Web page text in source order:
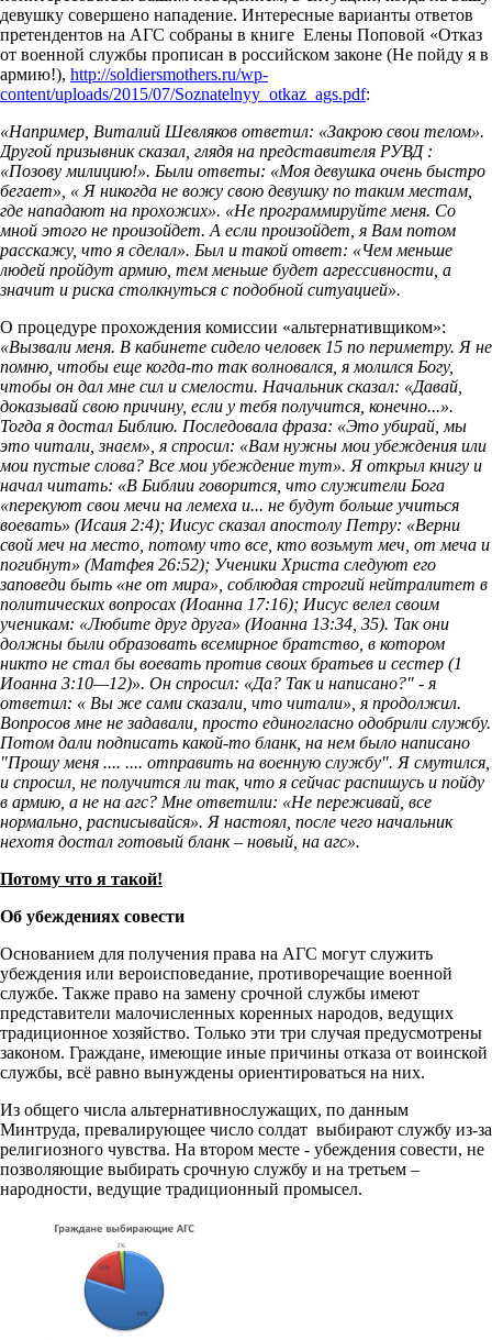
девушку совершено нападение. Интересные варианты ответов
претендентов на АГС собраны в книге Елены Поповой «Отказ
от военной службы прописан в российском законе (Не пойду я в
армию!), http://soldiersmothers.ru/wp-
content/uploads/2015/07/Soznatelnyy_otkaz_ags.pdf:
«Например, Виталий Шевляков ответил: «Закрою свои телом».
Другой призывник сказал, глядя на представителя РУВД :
«Позову милицию!». Были ответы: «Моя девушка очень быстро
бегает», « Я никогда не вожу свою девушку по таким местам,
где нападают на прохожих». «Не программируйте меня. Со
мной этого не произойдет. А если произойдет, я Вам потом
расскажу, что я сделал». Был и такой ответ: «Чем меньше
людей пройдут армию, тем меньше будет агрессивности, а
значит и риска столкнуться с подобной ситуацией».
О процедуре прохождения комиссии «альтернативщиком»:
«Вызвали меня. В кабинете сидело человек 15 по периметру. Я не
помню, чтобы еще когда-то так волновался, я молился Богу,
чтобы он дал мне сил и смелости. Начальник сказал: «Давай,
доказывай свою причину, если у тебя получится, конечно...».
Тогда я достал Библию. Последовала фраза: «Это убирай, мы
это читали, знаем», я спросил: «Вам нужны мои убеждения или
мои пустые слова? Все мои убеждение тут». Я открыл книгу и
начал читать: «В Библии говорится, что служители Бога
«перекуют свои мечи на лемеха и... не будут больше учиться
воевать» (Исаия 2:4); Иисус сказал апостолу Петру: «Верни
свой меч на место, потому что все, кто возьмут меч, от меча и
погибнут» (Матфея 26:52); Ученики Христа следуют его
заповеди быть «не от мира», соблюдая строгий нейтралитет в
политических вопросах (Иоанна 17:16); Иисус велел своим
ученикам: «Любите друг друга» (Иоанна 13:34, 35). Так они
должны были образовать всемирное братство, в котором
никто не стал бы воевать против своих братьев и сестер (1
Иоанна 3:10—12)». Он спросил: «Да? Так и написано?" - я
ответил: « Вы же сами сказали, что читали», я продолжил.
Вопросов мне не задавали, просто единогласно одобрили службу.
Потом дали подписать какой-то бланк, на нем было написано
"Прошу меня .... .... отправить на военную службу". Я смутился,
и спросил, не получится ли так, что я сейчас распишусь и пойду
в армию, а не на агс? Мне ответили: «Не переживай, все
нормально, расписывайся». Я настоял, после чего начальник
нехотя достал готовый бланк – новый, на агс».
Потому что я такой!
Об убеждениях совести
Основанием для получения права на АГС могут служить
убеждения или вероисповедание, противоречащие военной
службе. Также право на замену срочной службы имеют
представители малочисленных коренных народов, ведущих
традиционное хозяйство. Только эти три случая предусмотрены
законом. Граждане, имеющие иные причины отказа от воинской
службы, всё равно вынуждены ориентироваться на них.
Из общего числа альтернативнослужащих, по данным
Минтруда, превалирующее число солдат выбирают службу из-за
религиозного чувства. На втором месте - убеждения совести, не
позволяющие выбирать срочную службу и на третьем –
народности, ведущие традиционный промысел.